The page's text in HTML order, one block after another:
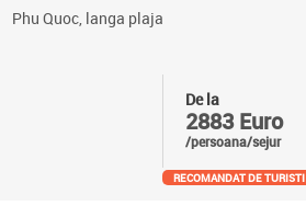
Phu Quoc, langa plaja
De la
2883 Euro
/persoana/sejur
RECOMANDAT DE TURISTI